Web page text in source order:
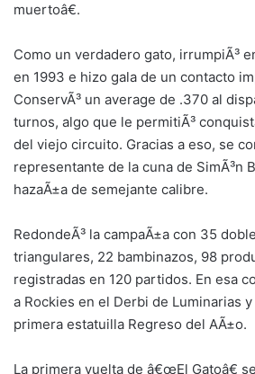
muertoâ€.
Como un verdadero gato, irrumpiÃ³
en 1993 e hizo gala de un contacto
ConservÃ³ un average de .370 al
turnos, algo que le permitiÃ³
del viejo circuito. Gracias a eso, se
representante de la cuna de SimÃ³n
hazaÃ±a de semejante calibre.
RedondeÃ³ la campaÃ±a con 35
triangulares, 22 bambinazos, 98
registradas en 120 partidos. En esa
a Rockies en el Derbi de Luminarias
primera estatuilla Regreso del AÃ±o.
La primera vuelta de â€œEl Gatoâ€